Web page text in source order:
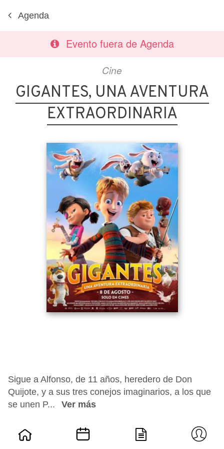
Agenda
Evento fuera de Agenda
Cine
GIGANTES, UNA AVENTURA
EXTRAORDINARIA
Sigue a Alfonso, de 11 años, heredero de Don
Quijote, y a sus tres conejos imaginarios, a los que
se unen P...
Ver más